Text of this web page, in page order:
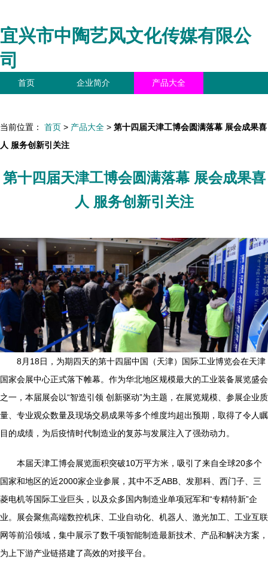
宜兴市中陶艺风文化传媒有限公
司
首页 企业简介 产品大全
当前位置： 首页 > 产品大全 > 第十四届天津工博会圆满落幕 展会成果喜
人 服务创新引关注
第十四届天津工博会圆满落幕 展会成果喜
人 服务创新引关注
8月18日，为期四天的第十四届中国（天津）国际工业博览会在天津
国家会展中心正式落下帷幕。作为华北地区规模最大的工业装备展览盛会
之一，本届展会以“智造引领 创新驱动”为主题，在展览规模、参展企业质
量、专业观众数量及现场交易成果等多个维度均超出预期，取得了令人瞩
目的成绩，为后疫情时代制造业的复苏与发展注入了强劲动力。
本届天津工博会展览面积突破10万平方米，吸引了来自全球20多个
国家和地区的近2000家企业参展，其中不乏ABB、发那科、西门子、三
菱电机等国际工业巨头，以及众多国内制造业单项冠军和“专精特新”企
业。展会聚焦高端数控机床、工业自动化、机器人、激光加工、工业互联
网等前沿领域，集中展示了数千项智能制造最新技术、产品和解决方案，
为上下游产业链搭建了高效的对接平台。